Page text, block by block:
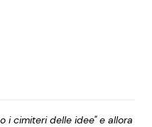
i cimiteri delle idee" e allora